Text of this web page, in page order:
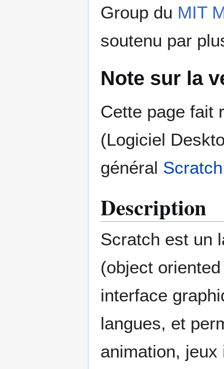
Group du MIT
soutenu par
Note sur la
Cette page fait
(Logiciel
général Scratch
Description
Scratch est un
(object
interface
langues, et
animation,